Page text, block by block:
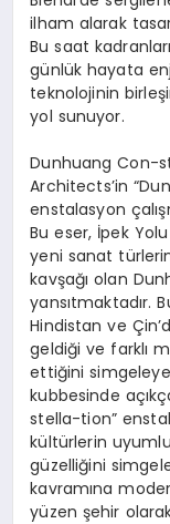
ilham alarak
Bu saat
günlük hayata
teknolojinin
yol sunuyor.
Dunhuang Con-
Architects’in
enstalasyon
Bu eser, İpek
yeni sanat
kavşağı olan
yansıtmaktadır.
Hindistan ve
geldiği ve farklı
ettiğini
kubbesinde
stella-tion”
kültürlerin
güzelliğini
kavramına
yüzen şehir